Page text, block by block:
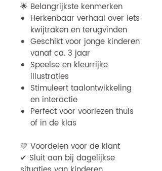
🌟 Belangrijkste kenmerken
Herkenbaar verhaal over iets
kwijtraken en terugvinden
Geschikt voor jonge kinderen
vanaf ca. 3 jaar
Speelse en kleurrijke
illustraties
Stimuleert taalontwikkeling
en interactie
Perfect voor voorlezen thuis
of in de klas
💛 Voordelen voor de klant
✔ Sluit aan bij dagelijkse